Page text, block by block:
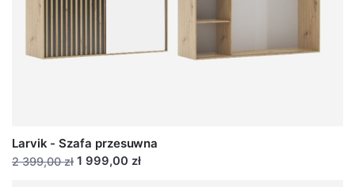
Larvik - Szafa przesuwna
2 399,00 zł 1 999,00 zł